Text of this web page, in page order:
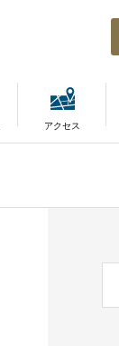
アクセス